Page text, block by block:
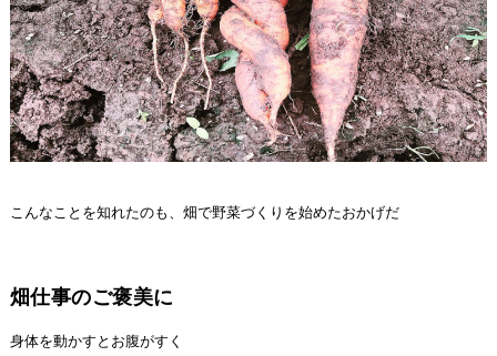
こんなことを知れたのも、畑で野菜づくりを始めたおかげだ
畑仕事のご褒美に
身体を動かすとお腹がすく